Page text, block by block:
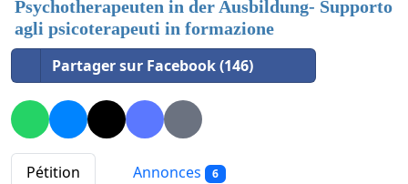
Psychotherapeuten in der Ausbildung- Supporto
agli psicoterapeuti in formazione
Partager sur Facebook (146)
Pétition Annonces 6